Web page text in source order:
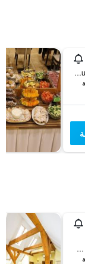
بريفوزني 1, براغ, Prague Region, جمهورية التشيك
Hybernska 1014/13, براغ, Prague Region, جمهورية التشيك